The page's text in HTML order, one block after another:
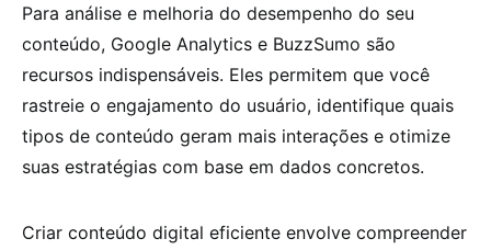
Para análise e melhoria do desempenho do seu
conteúdo, Google Analytics e BuzzSumo são
recursos indispensáveis. Eles permitem que você
rastreie o engajamento do usuário, identifique quais
tipos de conteúdo geram mais interações e otimize
suas estratégias com base em dados concretos.
Criar conteúdo digital eficiente envolve compreender